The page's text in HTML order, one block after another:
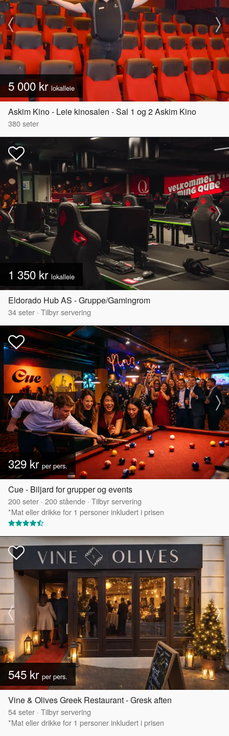
5 000 krlokalleie
Askim Kino - Leie kinosalen - Sal 1 og 2 Askim Kino
380seter
1 350 kr lokalleie
Eldorado Hub AS - Gruppe/Gamingrom
34seter · Tilbyr servering
329 kr per pers.
Cue - Biljard for grupper og events
200seter · 200stående · Tilbyr servering
*Mat eller drikke for 1 personer inkludert i prisen
545 kr per pers.
Vine & Olives Greek Restaurant - Gresk aften
54seter · Tilbyr servering
*Mat eller drikke for 1 personer inkludert i prisen